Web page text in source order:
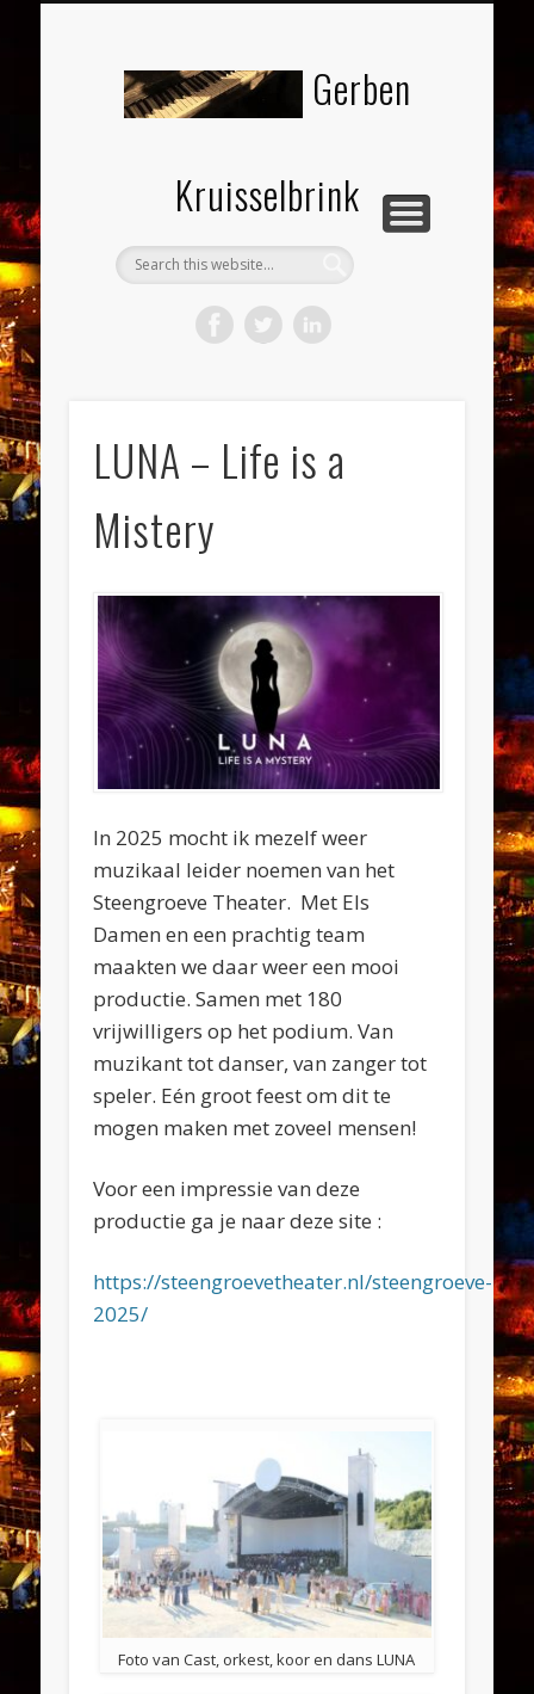
Gerben
Kruisselbrink
LUNA – Life is a
Mistery
In 2025 mocht ik mezelf weer
muzikaal leider noemen van het
Steengroeve Theater. Met Els
Damen en een prachtig team
maakten we daar weer een mooi
productie. Samen met 180
vrijwilligers op het podium. Van
muzikant tot danser, van zanger tot
speler. Eén groot feest om dit te
mogen maken met zoveel mensen!
Voor een impressie van deze
productie ga je naar deze site :
https://steengroevetheater.nl/steengroeve-
2025/
Foto van Cast, orkest, koor en dans LUNA